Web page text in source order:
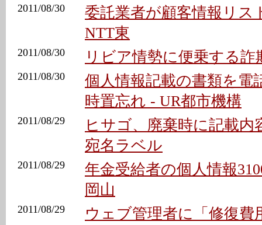
2011/08/30
委託業者が顧客情報リス
NTT東
2011/08/30 リビア情勢に便乗する
2011/08/30
個人情報記載の書類を電
時置忘れ - UR都市機構
2011/08/29
ヒサゴ、廃棄時に記載内
宛名ラベル
2011/08/29
年金受給者の個人情報
岡山
2011/08/29
ウェブ管理者に「修復費